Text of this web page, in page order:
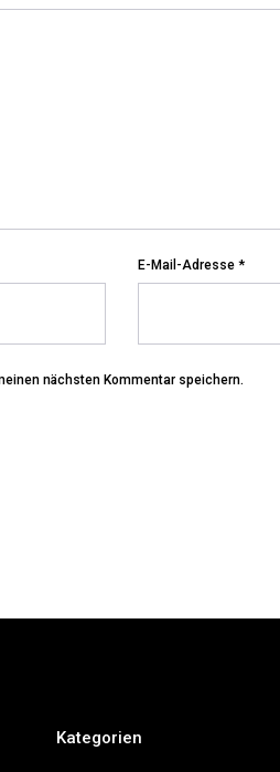
E-Mail-Adresse *
nächsten Kommentar speichern.
Kategorien